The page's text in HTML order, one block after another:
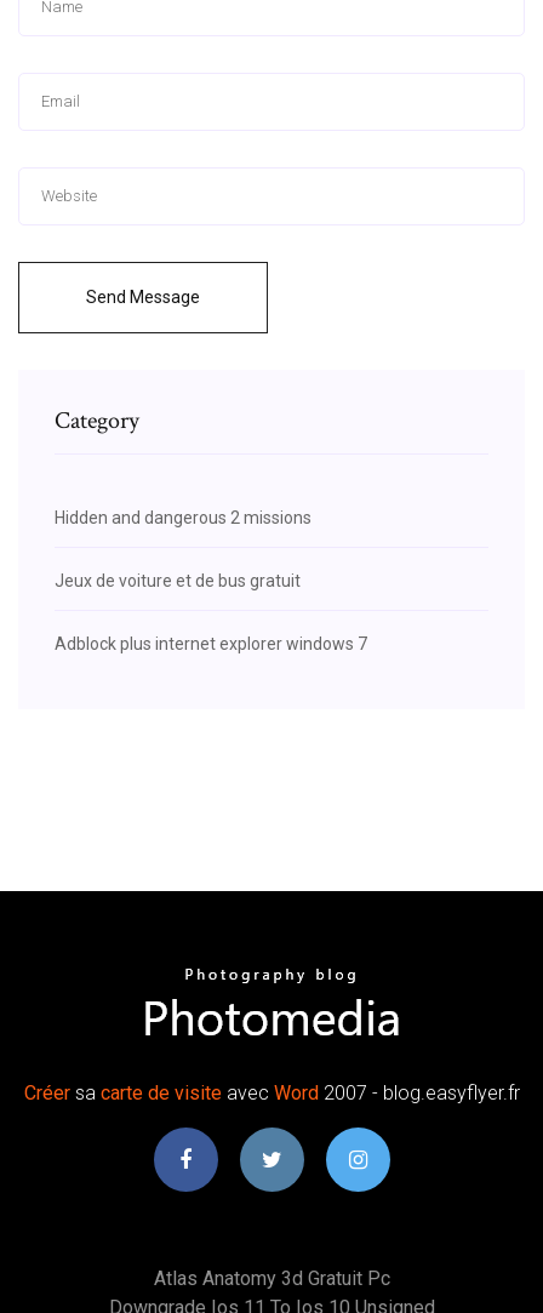
Send Message
Category
Hidden and dangerous 2 missions
Jeux de voiture et de bus gratuit
Adblock plus internet explorer windows 7
Créersa carte de visiteavec Word2007 - blog.easyflyer.fr
Atlas Anatomy 3d Gratuit Pc
Downgrade Ios 11 To Ios 10 Unsigned